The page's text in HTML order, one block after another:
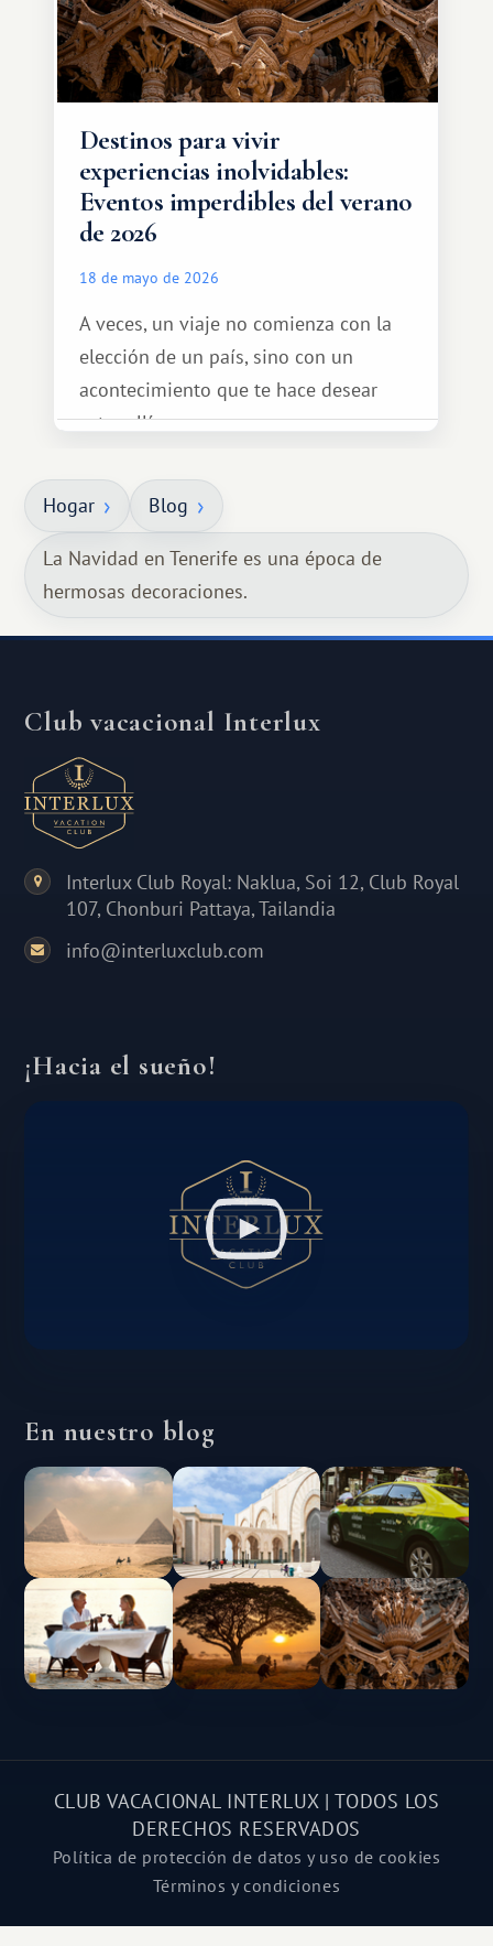
Destinos para vivir
experiencias inolvidables:
Eventos imperdibles del verano
de 2026
18 de mayo de 2026
A veces, un viaje no comienza con la
elección de un país, sino con un
acontecimiento que te hace desear
estar allí...
Hogar Blog
La Navidad en Tenerife es una época de
hermosas decoraciones.
Club vacacional Interlux
Interlux Club Royal: Naklua, Soi 12, Club Royal
107, Chonburi Pattaya, Tailandia
info@interluxclub.com
¡Hacia el sueño!
En nuestro blog
CLUB VACACIONAL INTERLUX | TODOS LOS
DERECHOS RESERVADOS
Política de protección de datos y uso de cookies
Términos y condiciones